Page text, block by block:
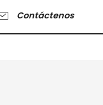
Contáctenos